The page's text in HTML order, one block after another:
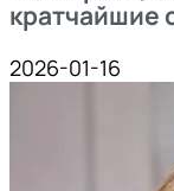
кратчайшие
2026-01-16